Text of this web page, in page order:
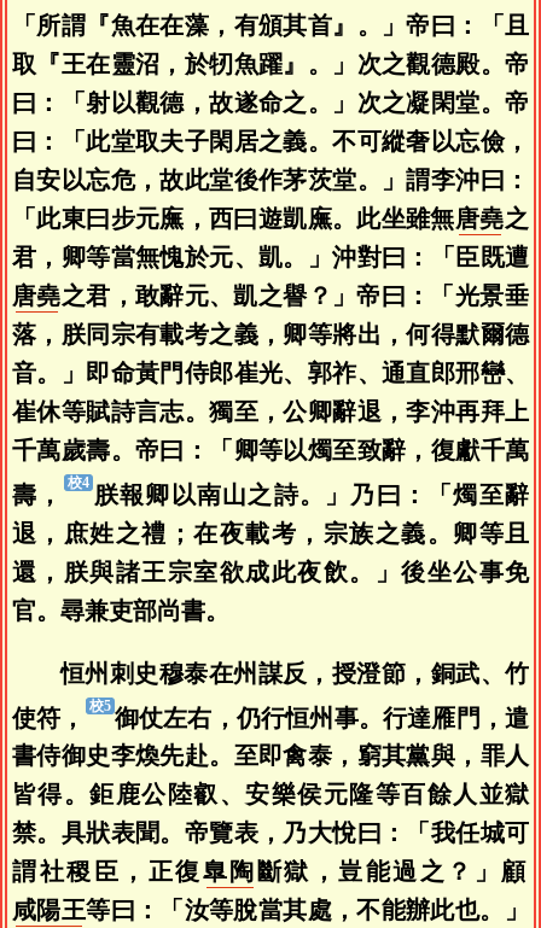
「所謂『魚在在藻，有頒其首』。」帝曰：「且
取『王在靈沼，於牣魚躍』。」次之觀德殿。帝
曰：「射以觀德，故遂命之。」次之凝閑堂。帝
曰：「此堂取夫子閑居之義。不可縱奢以忘儉，
自安以忘危，故此堂後作茅茨堂。」謂李沖曰：
「此東曰步元廡，西曰遊凱廡。此坐雖無唐堯之
君，卿等當無愧於元、凱。」沖對曰：「臣既遭
唐堯之君，敢辭元、凱之譽？」帝曰：「光景垂
落，朕同宗有載考之義，卿等將出，何得默爾德
音。」即命黃門侍郎崔光、郭祚、通直郎邢巒、
崔休等賦詩言志。獨至，公卿辭退，李沖再拜上
千萬歲壽。帝曰：「卿等以燭至致辭，復獻千萬
壽，
朕報卿以南山之詩。」乃曰：「燭至辭
退，庶姓之禮；在夜載考，宗族之義。卿等且
還，朕與諸王宗室欲成此夜飲。」後坐公事免
官。尋兼吏部尚書。
恒州刺史穆泰在州謀反，授澄節，銅武、竹
使符，
御仗左右，仍行恒州事。行達雁門，遣
書侍御史李煥先赴。至即禽泰，窮其黨與，罪人
皆得。鉅鹿公陸叡、安樂侯元隆等百餘人並獄
禁。具狀表聞。帝覽表，乃大悅曰：「我任城可
謂社稷臣，正復臯陶 斷獄，豈能過之？」顧
咸陽王等曰：「汝等脫當其處，不能辦此也。」